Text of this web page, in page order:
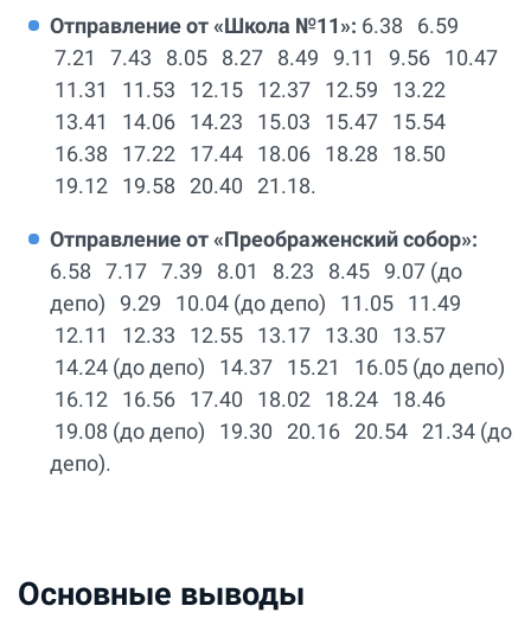
Отправление от «Школа №11»: 6.38 6.59
7.21 7.43 8.05 8.27 8.49 9.11 9.56 10.47
11.31 11.53 12.15 12.37 12.59 13.22
13.41 14.06 14.23 15.03 15.47 15.54
16.38 17.22 17.44 18.06 18.28 18.50
19.12 19.58 20.40 21.18.
Отправление от «Преображенский собор»:
6.58 7.17 7.39 8.01 8.23 8.45 9.07 (до
депо) 9.29 10.04 (до депо) 11.05 11.49
12.11 12.33 12.55 13.17 13.30 13.57
14.24 (до депо) 14.37 15.21 16.05 (до депо)
16.12 16.56 17.40 18.02 18.24 18.46
19.08 (до депо) 19.30 20.16 20.54 21.34 (до
депо).
Основные выводы